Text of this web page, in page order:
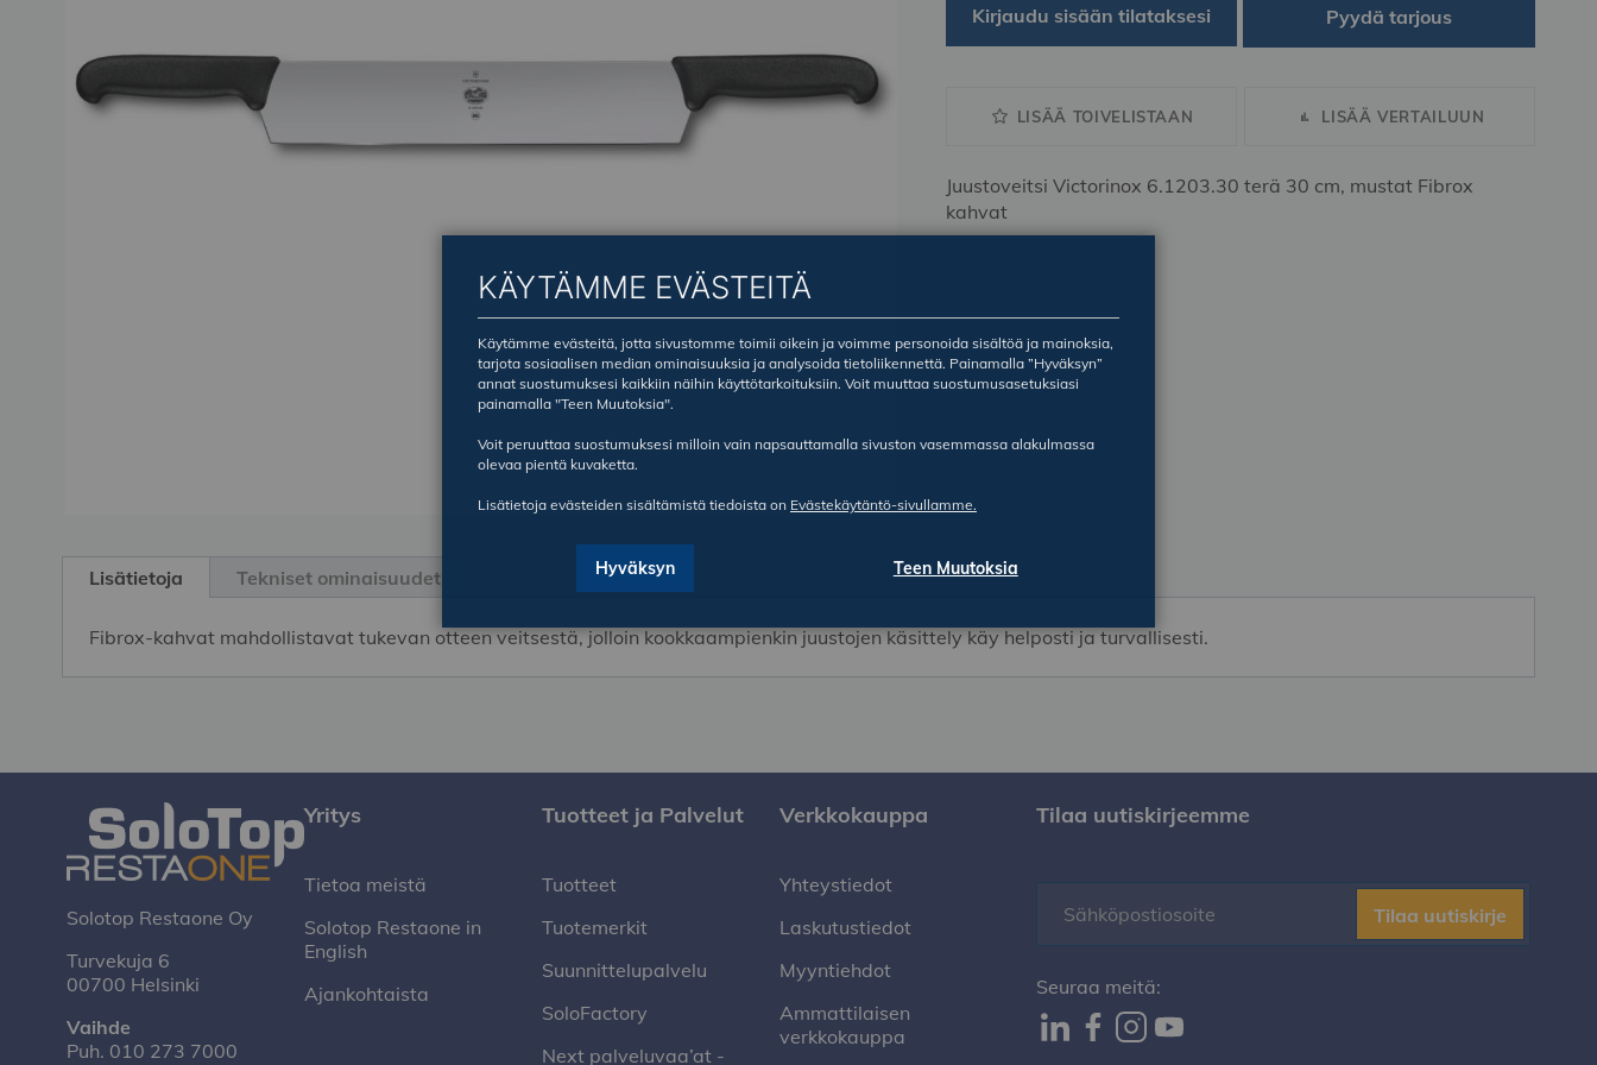
Kirjaudu sisään tilataksesi Pyydä tarjous
LISÄÄ TOIVELISTAAN LISÄÄ VERTAILUUN
Juustoveitsi Victorinox 6.1203.30 terä 30 cm, mustat Fibrox
kahvat
to
Lisätietoja
Fibrox-kahvat mahdollistavat tukevan otteen veitsestä, jolloin kookkaampienkin juustojen käsittely käy helposti ja turvallisesti.
Tekniset ominaisuudet
Solotop Restaone Oy
Turvekuja 6
00700 Helsinki
Vaihde
Puh. 010 273 7000
Yritys
Tietoa meistä
Solotop Restaone in
English
Ajankohtaista
Tuotteet ja Palvelut
Tuotteet
Tuotemerkit
Suunnittelupalvelu
SoloFactory
Next palveluvaa’at -
Verkkokauppa
Yhteystiedot
Laskutustiedot
Myyntiehdot
Ammattilaisen
verkkokauppa
Tilaa uutiskirjeemme
Tilaa uutiskirje
Seuraa meitä:
KÄYTÄMME EVÄSTEITÄ
Käytämme evästeitä, jotta sivustomme toimii oikein ja voimme personoida sisältöä ja mainoksia,
tarjota sosiaalisen median ominaisuuksia ja analysoida tietoliikennettä. Painamalla ”Hyväksyn”
annat suostumuksesi kaikkiin näihin käyttötarkoituksiin. Voit muuttaa suostumusasetuksiasi
painamalla "Teen Muutoksia".
Voit peruuttaa suostumuksesi milloin vain napsauttamalla sivuston vasemmassa alakulmassa
olevaa pientä kuvaketta.
Lisätietoja evästeiden sisältämistä tiedoista on Evästekäytäntö-sivullamme.
Hyväksyn Teen Muutoksia